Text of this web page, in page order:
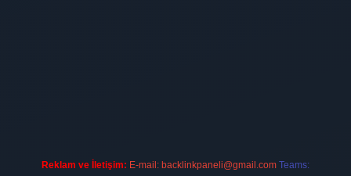
Reklam ve İletişim: E-mail: backlinkpaneli@gmail.com Teams: